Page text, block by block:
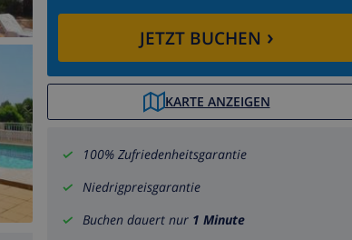
JETZT BUCHEN ›
KARTE ANZEIGEN
100% Zufriedenheitsgarantie
Niedrigpreisgarantie
Buchen dauert nur 1 Minute